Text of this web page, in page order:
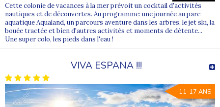
Cette colonie de vacances à la mer prévoit un cocktail d'activités
nautiques et de découvertes. Au programme: une journée au parc
aquatique Aqualand, un parcours aventure dans les arbres, le jet ski, la
bouée tractée et bien d'autres activités et moments de détente...
Une super colo, les pieds dans l'eau !
VIVA ESPANA !!!
11-17 ANS